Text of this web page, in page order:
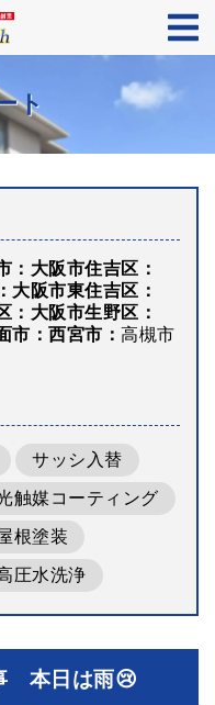
ト
大阪市住吉区
大阪市東住吉区
大阪市生野区
市
西宮市
高槻市
サッシ入替
触媒コーティング
根塗装
圧水洗浄
本日は雨😢